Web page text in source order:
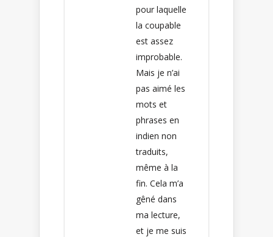
pour laquelle
la coupable
est assez
improbable.
Mais je n’ai
pas aimé les
mots et
phrases en
indien non
traduits,
même à la
fin. Cela m’a
gêné dans
ma lecture,
et je me suis